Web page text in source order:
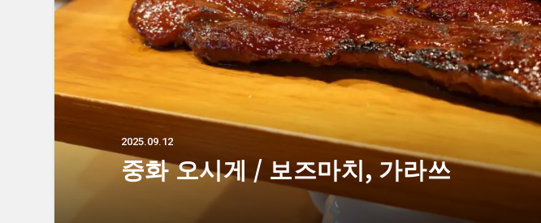
2025.09.12
중화 오시게 / 보즈마치, 가라쓰